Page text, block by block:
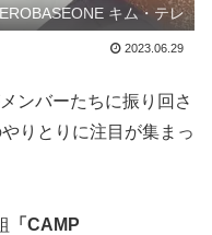
キム・テレ
2023.06.29
ンバーたちに振り回さ
りとりに注目が集まっ
「CAMP